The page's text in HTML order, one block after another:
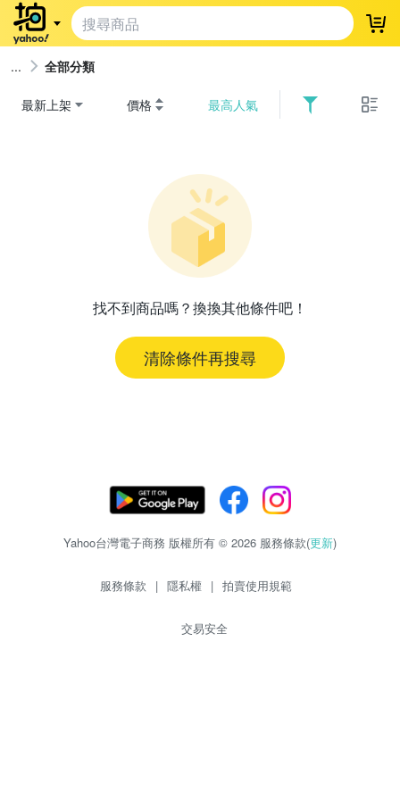
登
全部分類
最新上架 價格 最高人氣
找不到商品嗎？換換其他條件吧！
清除條件再搜尋
Yahoo台灣電子商務 版權所有 © 2026 服務條款(更新)
服務條款 | 隱私權 | 拍賣使用規範
交易安全